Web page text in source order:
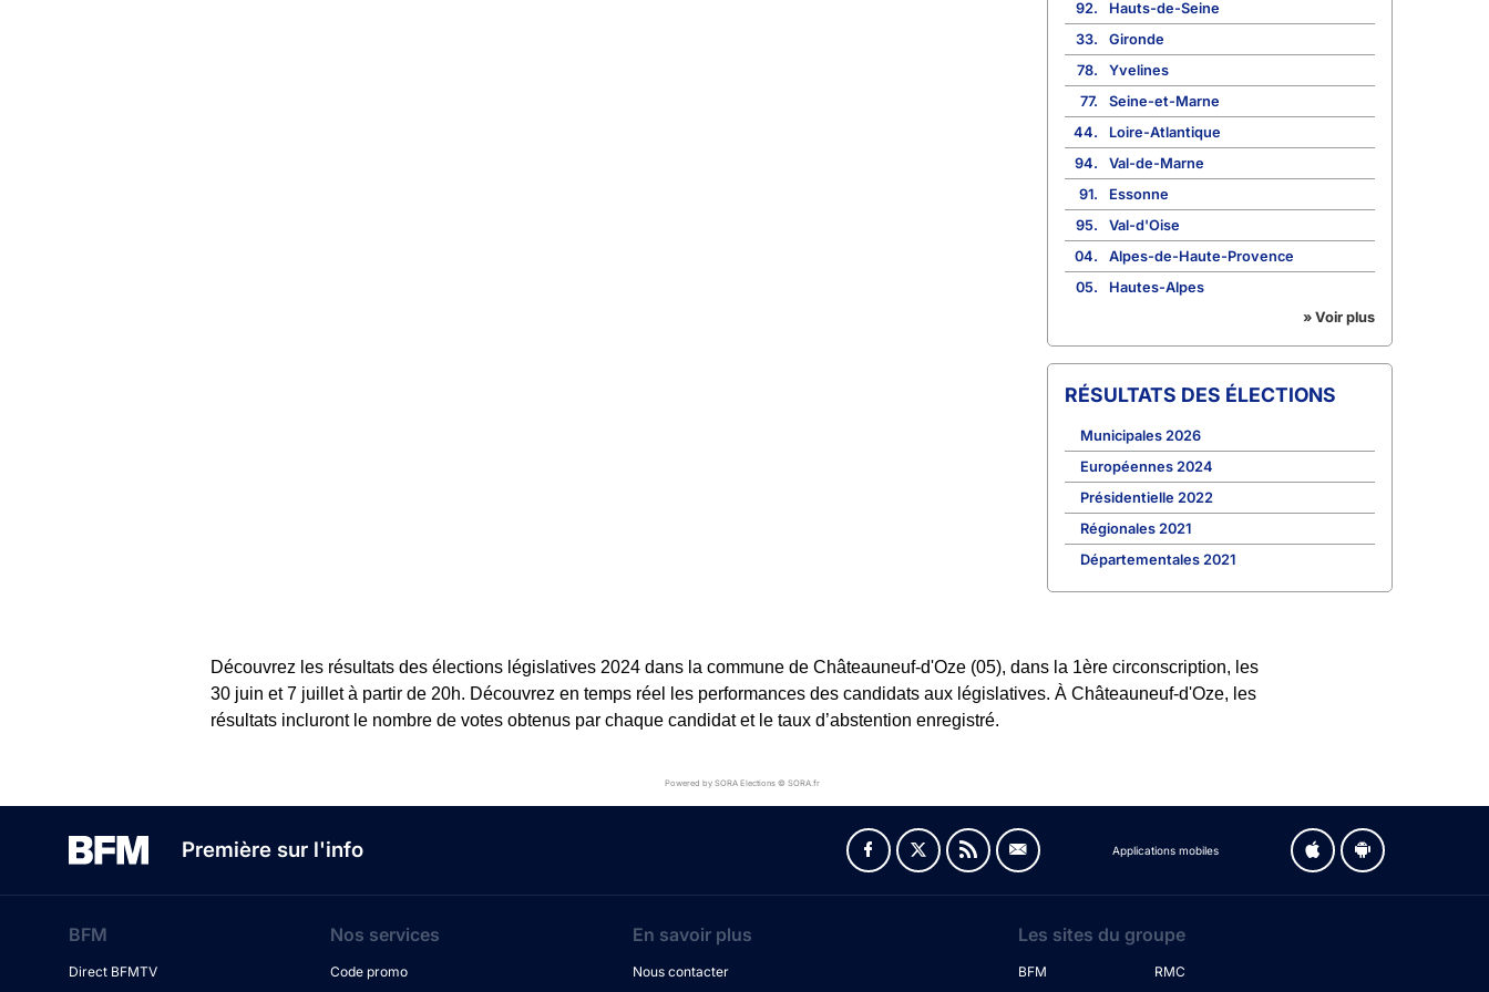
92.
Hauts-de-Seine
33.
Gironde
78.
Yvelines
77.
Seine-et-Marne
44.
Loire-Atlantique
94.
Val-de-Marne
91.
Essonne
95.
Val-d'Oise
04.
Alpes-de-Haute-Provence
05.
Hautes-Alpes
» Voir plus
RÉSULTATS DES ÉLECTIONS
Municipales 2026
Européennes 2024
Présidentielle 2022
Régionales 2021
Départementales 2021
Découvrez les résultats des élections législatives 2024 dans la commune de Châteauneuf-d'Oze (05), dans la 1ère circonscription, les
30 juin et 7 juillet à partir de 20h. Découvrez en temps réel les performances des candidats aux législatives. À Châteauneuf-d'Oze, les
résultats incluront le nombre de votes obtenus par chaque candidat et le taux d’abstention enregistré.
Powered by SORA Elections © SORA.fr
Première sur l'info Applications mobiles
BFM
Direct BFMTV
Nos services
Code promo
En savoir plus
Nous contacter
Les sites du groupe
BFM RMC